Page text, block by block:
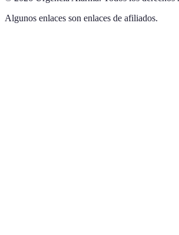
Algunos enlaces son enlaces de afiliados.